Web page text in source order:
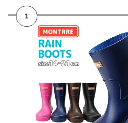
1